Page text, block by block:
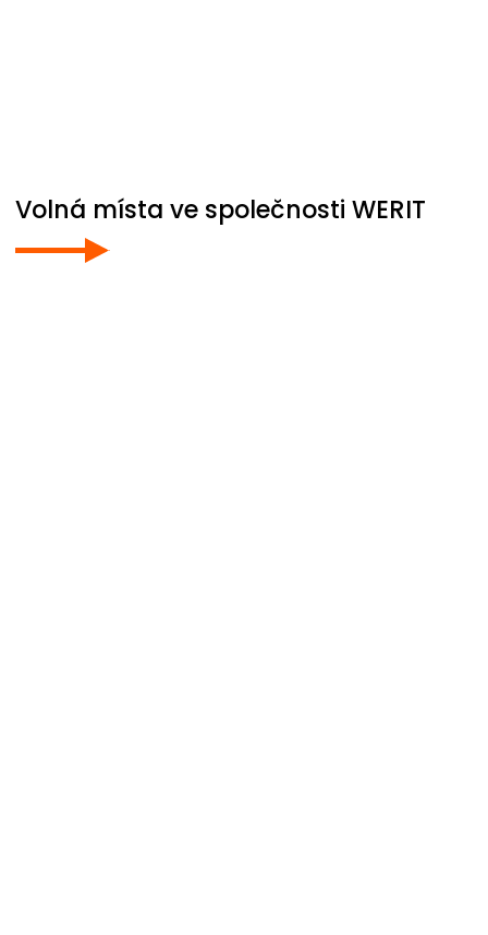
Volná místa ve společnosti WERIT